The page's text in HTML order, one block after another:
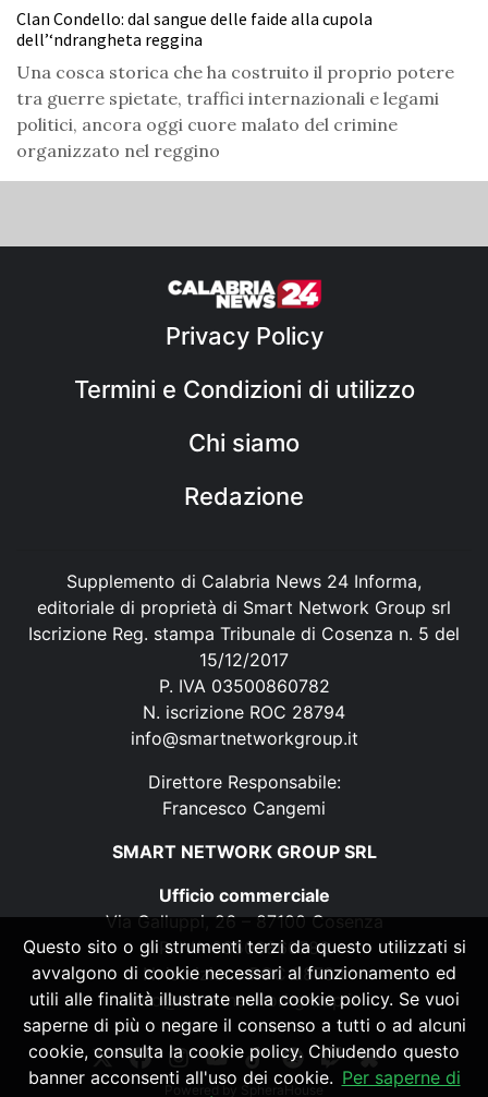
Clan Condello: dal sangue delle faide alla cupola
dell’‘ndrangheta reggina
Una cosca storica che ha costruito il proprio potere
tra guerre spietate, traffici internazionali e legami
politici, ancora oggi cuore malato del crimine
organizzato nel reggino
Privacy Policy
Termini e Condizioni di utilizzo
Chi siamo
Redazione
Supplemento di Calabria News 24 Informa,
editoriale di proprietà di Smart Network Group srl
Iscrizione Reg. stampa Tribunale di Cosenza n. 5 del
15/12/2017
P. IVA 03500860782
N. iscrizione ROC 28794
info@smartnetworkgroup.it
Direttore Responsabile:
Francesco Cangemi
SMART NETWORK GROUP SRL
Ufficio commerciale
Via Galluppi, 26 – 87100 Cosenza
P. IVA 03500860782
N. iscrizione ROC 28794
info@smartnetworkgroup.it
Powered by SpheraHouse
Questo sito o gli strumenti terzi da questo utilizzati si
avvalgono di cookie necessari al funzionamento ed
utili alle finalità illustrate nella cookie policy. Se vuoi
saperne di più o negare il consenso a tutti o ad alcuni
cookie, consulta la cookie policy. Chiudendo questo
banner acconsenti all'uso dei cookie. Per saperne di